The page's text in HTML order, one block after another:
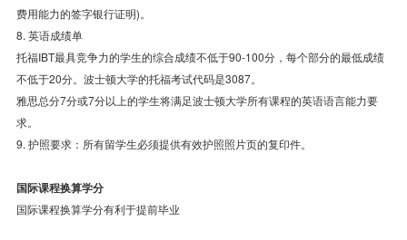
费用能力的签字银行证明)。
8. 英语成绩单
托福IBT最具竞争力的学生的综合成绩不低于90-100分，每个部分的最低成绩
不低于20分。波士顿大学的托福考试代码是3087。
雅思总分7分或7分以上的学生将满足波士顿大学所有课程的英语语言能力要
求。
9. 护照要求：所有留学生必须提供有效护照照片页的复印件。
国际课程换算学分
国际课程换算学分有利于提前毕业